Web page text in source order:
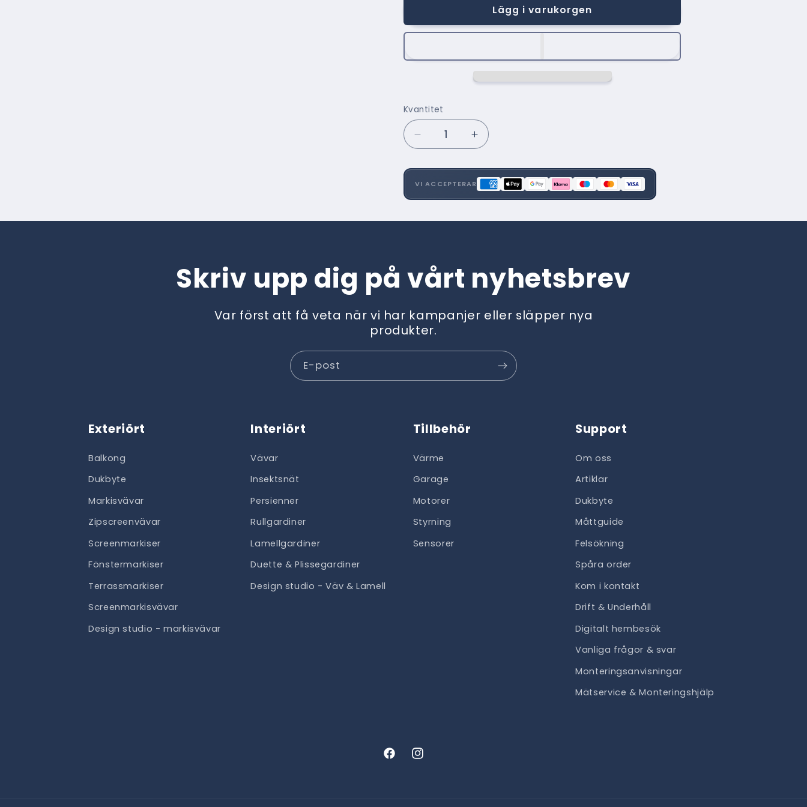
Lägg i varukorgen
Kvantitet
Minska
kvantitet
för
Lepto
Alu
Öka
kvantitet
för
Lepto
Vision
Alu
VI ACCEPTERAR
Skriv upp dig på vårt nyhetsbrev
Var först att få veta när vi har kampanjer eller släpper nya
produkter.
E-post
Exteriört
Balkong
Dukbyte
Markisvävar
Zipscreenvävar
Screenmarkiser
Fönstermarkiser
Terrassmarkiser
Screenmarkisvävar
Design studio - markisvävar
Interiört
Vävar
Insektsnät
Persienner
Rullgardiner
Lamellgardiner
Duette & Plissegardiner
Design studio - Väv & Lamell
Tillbehör
Värme
Garage
Motorer
Styrning
Sensorer
Support
Om oss
Artiklar
Dukbyte
Måttguide
Felsökning
Spåra order
Kom i kontakt
Drift & Underhåll
Digitalt hembesök
Vanliga frågor & svar
Monteringsanvisningar
Mätservice & Monteringshjälp
FacebookInstagram